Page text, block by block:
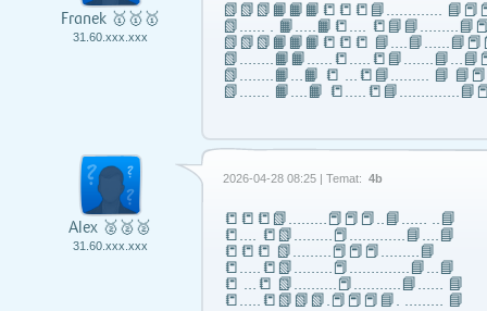
Franek 🥇🥇🥇
31.60.xxx.xxx
📗📗📗📙📙📙📒📒📒📘……..…..
📗...... . 📙…..📙📒….
📗📗📗📙📙📙📒📒📒
📗……..📙…📙 📒 …📒📘……... 📘
📗……. 📙….📙
Alex 🥈🥈🥈
31.60.xxx.xxx
2026-04-28 08:25 | Temat: 4b
📒📒📒📗………📕📕📕..📘…… ..📘
📒…. 📒📗………📕………….📘….📘
📒📒📒 📗………📕📕📕………📘
📒…..📒📗………📕…………..📘…📘
📒 …📒 📗……….📕………..📘…… 📘
📒…..📒📗📗📗.📕📕📕📘. ……… 📘